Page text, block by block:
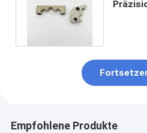
Empfohlene Produkte